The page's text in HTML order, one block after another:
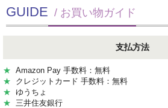
GUIDE / お買い物ガイド
支払方法
★ Amazon Pay 手数料：無料
★ クレジットカード 手数料：無料
★ ゆうちょ
★ 三井住友銀行